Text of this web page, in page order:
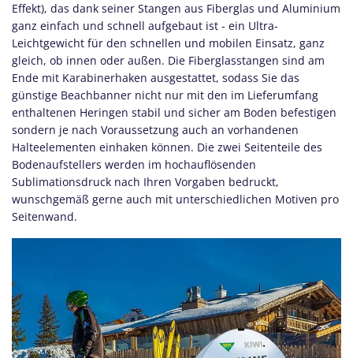
Effekt), das dank seiner Stangen aus Fiberglas und Aluminium
ganz einfach und schnell aufgebaut ist - ein Ultra-
Leichtgewicht für den schnellen und mobilen Einsatz, ganz
gleich, ob innen oder außen. Die Fiberglasstangen sind am
Ende mit Karabinerhaken ausgestattet, sodass Sie das
günstige Beachbanner nicht nur mit den im Lieferumfang
enthaltenen Heringen stabil und sicher am Boden befestigen
sondern je nach Voraussetzung auch an vorhandenen
Halteelementen einhaken können. Die zwei Seitenteile des
Bodenaufstellers werden im hochauflösenden
Sublimationsdruck nach Ihren Vorgaben bedruckt,
wunschgemäß gerne auch mit unterschiedlichen Motiven pro
Seitenwand.